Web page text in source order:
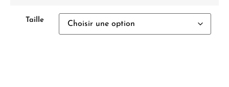
Taille